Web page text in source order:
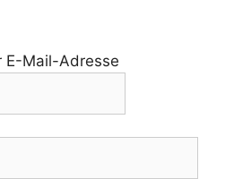
E-Mail-Adresse